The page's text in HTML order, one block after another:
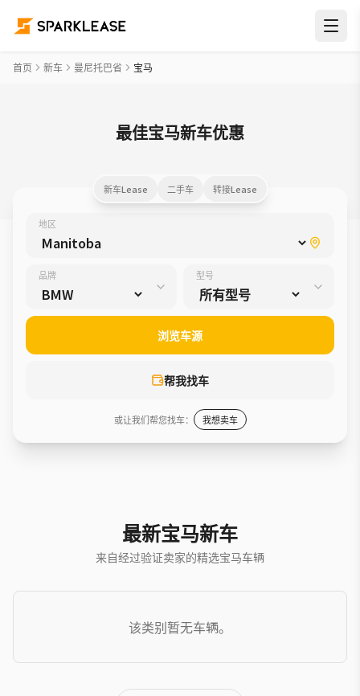
首页 新车 曼尼托巴省 宝马
最佳宝马新车优惠
新车Lease 二手车 转接Lease
地区
品牌 型号
帮我找车
浏览车源
或让我们帮您找车： 我想卖车
最新宝马新车
来自经过验证卖家的精选宝马车辆
该类别暂无车辆。